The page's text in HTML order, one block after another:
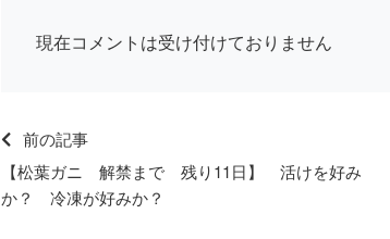
現在コメントは受け付けておりません
前の記事
【松葉ガニ 解禁まで 残り11日】 活けを好み
か？ 冷凍が好みか？